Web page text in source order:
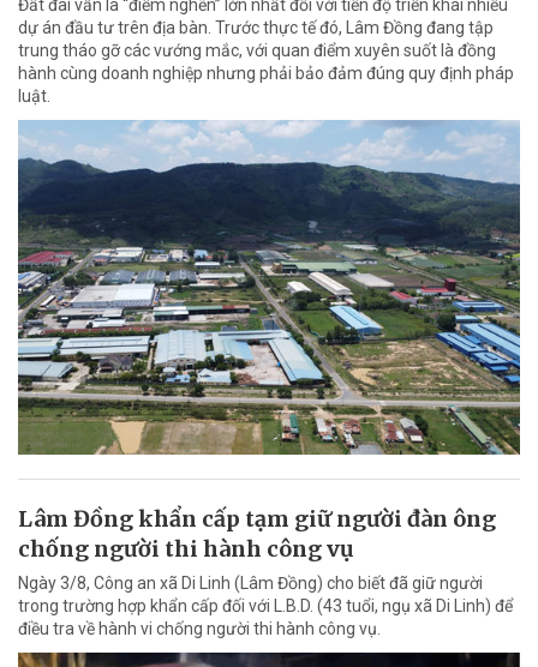
Đất đai vẫn là “điểm nghẽn” lớn nhất đối với tiến độ triển khai nhiều
dự án đầu tư trên địa bàn. Trước thực tế đó, Lâm Đồng đang tập
trung tháo gỡ các vướng mắc, với quan điểm xuyên suốt là đồng
hành cùng doanh nghiệp nhưng phải bảo đảm đúng quy định pháp
luật.
Lâm Đồng khẩn cấp tạm giữ người đàn ông
chống người thi hành công vụ
Ngày 3/8, Công an xã Di Linh (Lâm Đồng) cho biết đã giữ người
trong trường hợp khẩn cấp đối với L.B.D. (43 tuổi, ngụ xã Di Linh) để
điều tra về hành vi chống người thi hành công vụ.